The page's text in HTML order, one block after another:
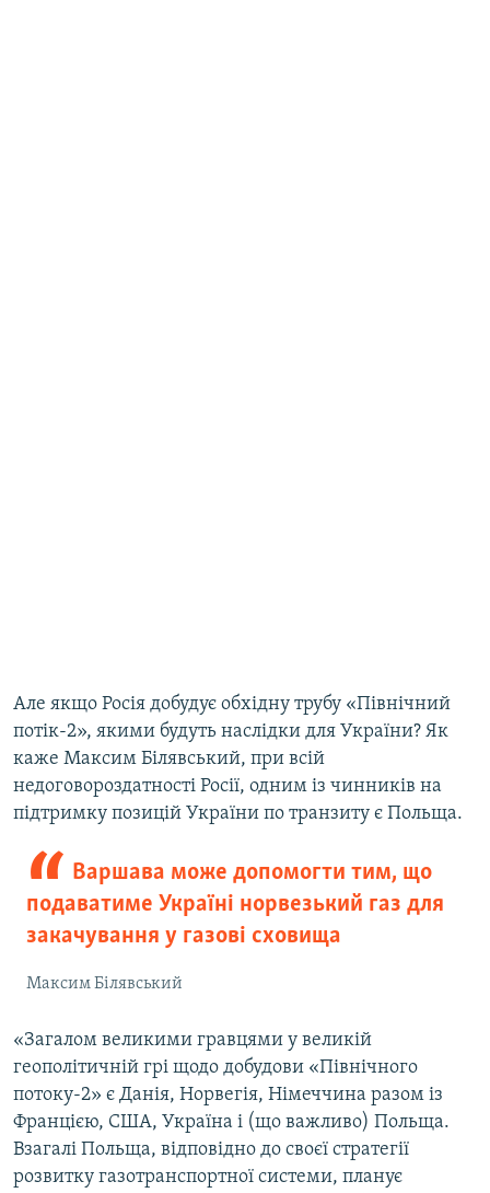
Але якщо Росія добудує обхідну трубу «Північний
потік-2», якими будуть наслідки для України? Як
каже Максим Білявський, при всій
недоговороздатності Росії, одним із чинників на
підтримку позицій України по транзиту є Польща.
Варшава може допомогти тим, що
подаватиме Україні норвезький газ для
закачування у газові сховища
Максим Білявський
«Загалом великими гравцями у великій
геополітичній грі щодо добудови «Північного
потоку-2» є Данія, Норвегія, Німеччина разом із
Францією, США, Україна і (що важливо) Польща.
Взагалі Польща, відповідно до своєї стратегії
розвитку газотранспортної системи, планує